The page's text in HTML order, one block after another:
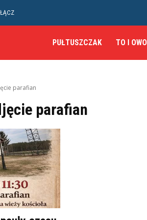
PUŁTUSZCZAK TO I OWO
parafian
parafian